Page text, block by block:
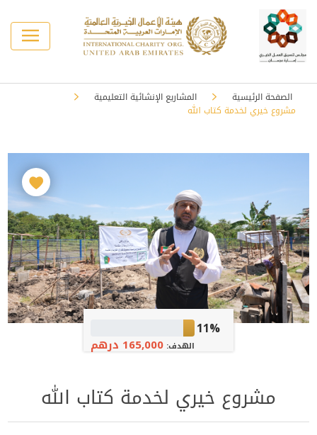
الصفحة الرئيسية
المشاريع الإنشائية التعليمية
مشروع خيري لخدمة كتاب الله
11%
الهدف:165,000 درهم
مشروع خيري لخدمة كتاب الله